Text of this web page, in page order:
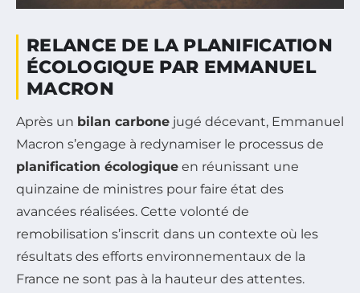
RELANCE DE LA PLANIFICATION
ÉCOLOGIQUE PAR EMMANUEL
MACRON
Après un bilan carbone jugé décevant, Emmanuel
Macron s’engage à redynamiser le processus de
planification écologique en réunissant une
quinzaine de ministres pour faire état des
avancées réalisées. Cette volonté de
remobilisation s’inscrit dans un contexte où les
résultats des efforts environnementaux de la
France ne sont pas à la hauteur des attentes.